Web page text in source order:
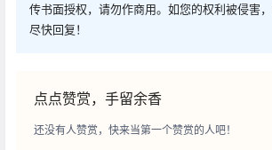
传书面授权，请勿作商用。如您的权利被侵害
尽快回复！
点点赞赏，手留余香
还没有人赞赏，快来当第一个赞赏的人吧！